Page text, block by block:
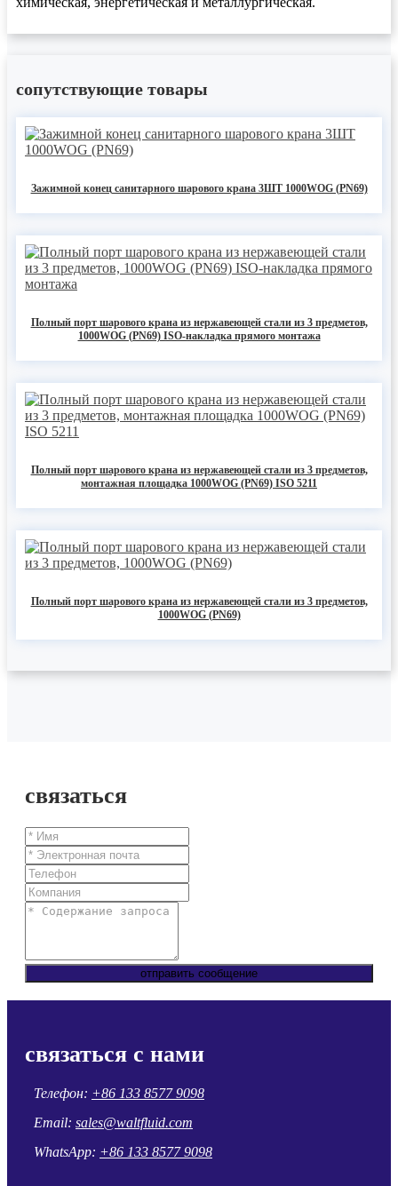
сопутствующие товары
Зажимной конец санитарного шарового крана 3ШТ 1000WOG (PN69)
Полный порт шарового крана из нержавеющей стали из 3 предметов,
1000WOG (PN69) ISO-накладка прямого монтажа
Полный порт шарового крана из нержавеющей стали из 3 предметов,
монтажная площадка 1000WOG (PN69) ISO 5211
Полный порт шарового крана из нержавеющей стали из 3 предметов,
1000WOG (PN69)
связаться
отправить сообщение
связаться с нами
Телефон: +86 133 8577 9098
Email: sales@waltfluid.com
WhatsApp: +86 133 8577 9098